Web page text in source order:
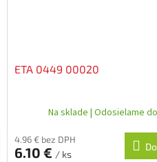
ETA 0449 00020
Na sklade | Odosielame
4.96 € bez DPH
6.10 € / ks